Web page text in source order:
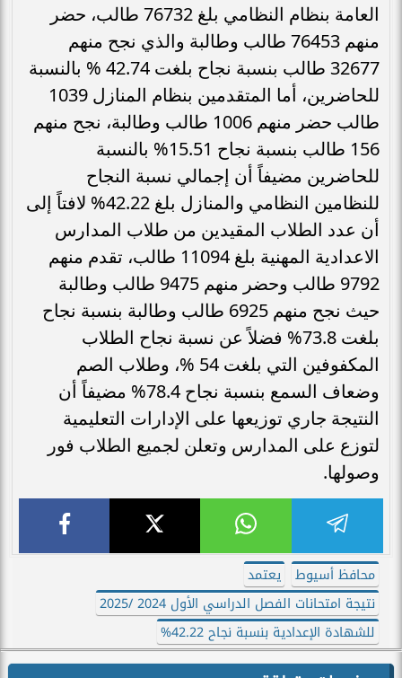
العامة بنظام النظامي بلغ 76732 طالب، حضر
منهم 76453 طالب وطالبة والذي نجح منهم
32677 طالب بنسبة نجاح بلغت 42.74 % بالنسبة
للحاضرين، أما المتقدمين بنظام المنازل 1039
طالب حضر منهم 1006 طالب وطالبة، نجح منهم
156 طالب بنسبة نجاح 15.51% بالنسبة
للحاضرين مضيفاً أن إجمالي نسبة النجاح
للنظامين النظامي والمنازل بلغ 42.22% لافتاً إلى
أن عدد الطلاب المقيدين من طلاب المدارس
الاعدادية المهنية بلغ 11094 طالب، تقدم منهم
9792 طالب وحضر منهم 9475 طالب وطالبة
حيث نجح منهم 6925 طالب وطالبة بنسبة نجاح
بلغت 73.8% فضلاً عن نسبة نجاح الطلاب
المكفوفين التي بلغت 54 %، وطلاب الصم
وضعاف السمع بنسبة نجاح 78.4% مضيفاً أن
النتيجة جاري توزيعها على الإدارات التعليمية
لتوزع على المدارس وتعلن لجميع الطلاب فور
وصولها.
محافظ أسيوط
يعتمد
نتيجة امتحانات الفصل الدراسي الأول 2024 /2025
للشهادة الإعدادية بنسبة نجاح 42.22%